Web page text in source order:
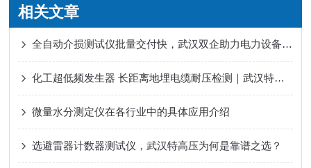
相关文章
全自动介损测试仪批量交付快，武汉双企助力电力设备高效质检
化工超低频发生器 长距离地埋电缆耐压检测｜武汉特高压
微量水分测定仪在各行业中的具体应用介绍
选避雷器计数器测试仪，武汉特高压为何是靠谱之选？​